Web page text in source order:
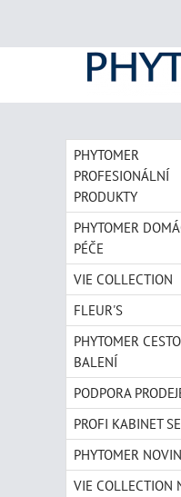
PHYTOMER
PROFESIONÁLNÍ
PRODUKTY
PHYTOMER
PÉČE
VIE COLLECTION
FLEUR'S
PHYTOMER
BALENÍ
PODPORA
PROFI KABINET
PHYTOMER
VIE COLLECTION